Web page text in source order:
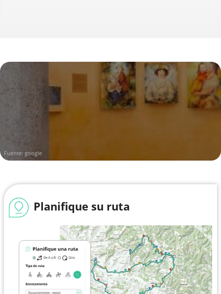
Fuente: google
Planifique su ruta